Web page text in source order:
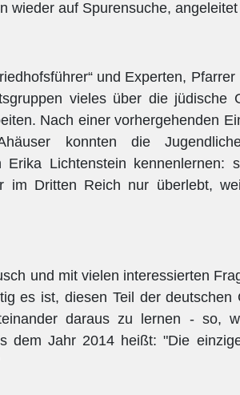
wieder auf Spurensuche,
und Experten,
vieles über die jüdische
Nach einer vorhergehenden
konnten die
Erika Lichtenstein
im Dritten Reich nur überlebt,
und mit vielen interessierten
es ist, diesen Teil der
daraus zu lernen - so,
dem Jahr 2014 heißt: "Die